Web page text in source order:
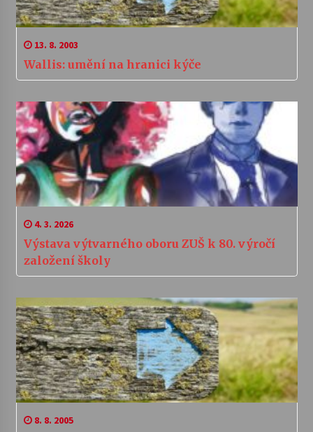
13. 8. 2003
Wallis: umění na hranici kýče
4. 3. 2026
Výstava výtvarného oboru ZUŠ k 80. výročí
založení školy
8. 8. 2005